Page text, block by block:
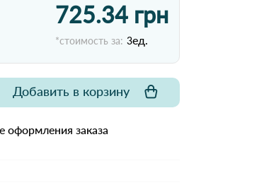
725.34 грн
*стоимость за: 3ед.
Добавить в корзину
оформления заказа